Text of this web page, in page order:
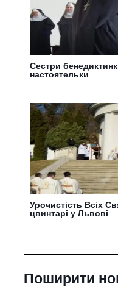
Сестри
настоятельки
Урочистість Всіх
цвинтарі у Львові
Поширити